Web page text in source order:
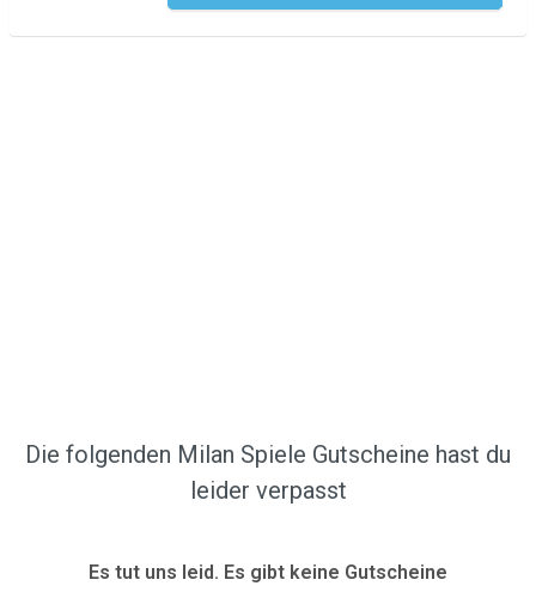
Die folgenden Milan Spiele Gutscheine hast du
leider verpasst
Es tut uns leid. Es gibt keine Gutscheine